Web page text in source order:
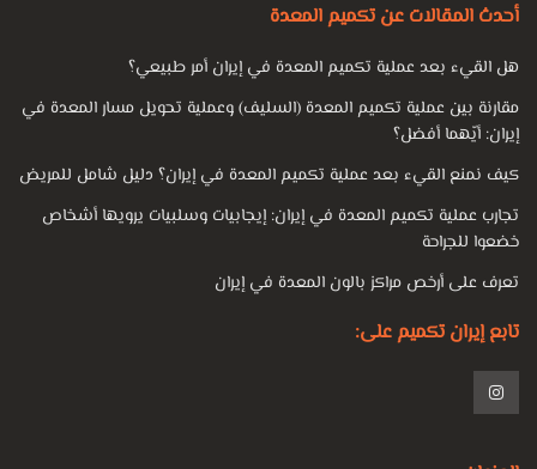
أحدث المقالات عن تكميم المعدة
هل القيء بعد عملية تكميم المعدة في إيران أمر طبيعي؟
مقارنة بين عملية تكميم المعدة (السليف) وعملية تحويل مسار المعدة في
إيران: أيّهما أفضل؟
كيف نمنع القيء بعد عملية تكميم المعدة في إيران؟ دليل شامل للمريض
تجارب عملية تكميم المعدة في إيران: إيجابيات وسلبيات يرويها أشخاص
خضعوا للجراحة
تعرف على أرخص مراكز بالون المعدة في إيران
تابع إيران تكميم على: